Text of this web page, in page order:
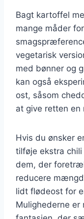
Bagt kartoffel
mange måder
vegetarisk
med bønner og
kan også
ost, såsom
at give retten en
Hvis du ønsker
tilføje ekstra
dem, der
reducere
lidt flødeost for
Mulighederne er